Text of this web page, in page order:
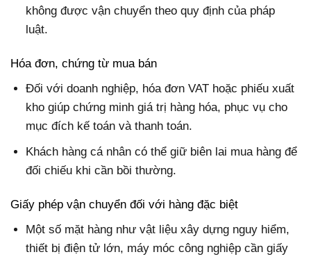
không được vận chuyển theo quy định của pháp
luật.
Hóa đơn, chứng từ mua bán
Đối với doanh nghiệp, hóa đơn VAT hoặc phiếu xuất
kho giúp chứng minh giá trị hàng hóa, phục vụ cho
mục đích kế toán và thanh toán.
Khách hàng cá nhân có thể giữ biên lai mua hàng để
đối chiếu khi cần bồi thường.
Giấy phép vận chuyển đối với hàng đặc biệt
Một số mặt hàng như vật liệu xây dựng nguy hiểm,
thiết bị điện tử lớn, máy móc công nghiệp cần giấy